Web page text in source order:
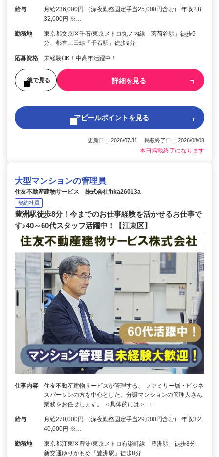
給与
月給236,000円 （深夜勤務固定手当25,000円含む） 年収2,8
32,000円 ※…
勤務地
東京都文京区千石/東京メトロ丸ノ内線「茗荷谷駅」徒歩9
分、都営三田線「千石駅」徒歩9分
応募資格 未経験OK！中高年活躍中！
後で見る 詳細を見る
アピールポイントを見る
更新日： 2026/07/31 掲載終了日： 2026/08/08
本日掲載終了になります
大型マンションの管理員
住友不動産建物サービス 株式会社/hka26013a
契約社員
豊洲駅徒歩8分！今までのお仕事経験を活かせるお仕事で
す♪40～60代スタッフ活躍中！【江東区】
仕事内容
住友不動産建物サービスが管理する、 ファミリー層・ビジネ
スパーソンの方を中心とした、分譲マンションの管理人さん
業務をお任せします。 ＜具体的には＞ □…
給与
月給270,000円 （深夜勤務固定手当29,000円含む） 年収3,2
40,000円 ※…
勤務地
東京都江東区豊洲/東京メトロ有楽町線「豊洲駅」徒歩8分、
新交通ゆりかもめ「豊洲駅」徒歩8分